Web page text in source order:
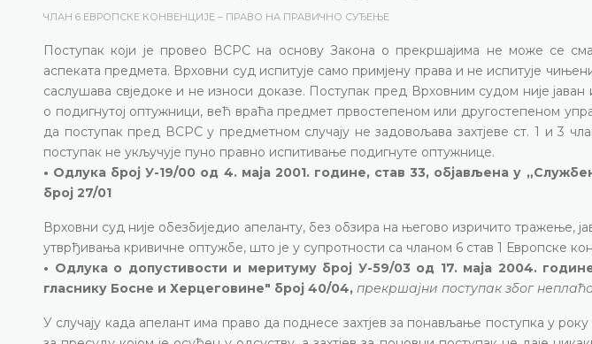
ЧЛАН 6 ЕВРОПСКЕ КОНВЕНЦИЈЕ – ПРАВО НА ПРАВИЧНО СУЂЕЊЕ
Поступак који је провео ВСРС на основу Закона о прекршајима не може се
аспеката предмета. Врховни суд испитује само примјену права и не испитује
саслушава свједоке и не износи доказе. Поступак пред Врховним судом није
о подигнутој оптужници, већ враћа предмет првостепеном или другостепеном
да поступак пред ВСРС у предметном случају не задовољава захтјеве ст. 1 и 3
поступак не укључује пуно правно испитивање подигнуте оптужнице.
• Одлука број У-19/00 од 4. маја 2001. године, став 33, објављена у
број 27/01
Врховни суд није обезбиједио апеланту, без обзира на његово изричито тражење,
утврђивања кривичне оптужбе, што је у супротности са чланом 6 став 1 Европске
• Одлука о допустивости и меритуму број У-59/03 од 17. маја 2004.
гласнику Босне и Херцеговине" број 40/04, прекршајни поступак због
У случају када апелант има право да поднесе захтјев за понављање поступка у